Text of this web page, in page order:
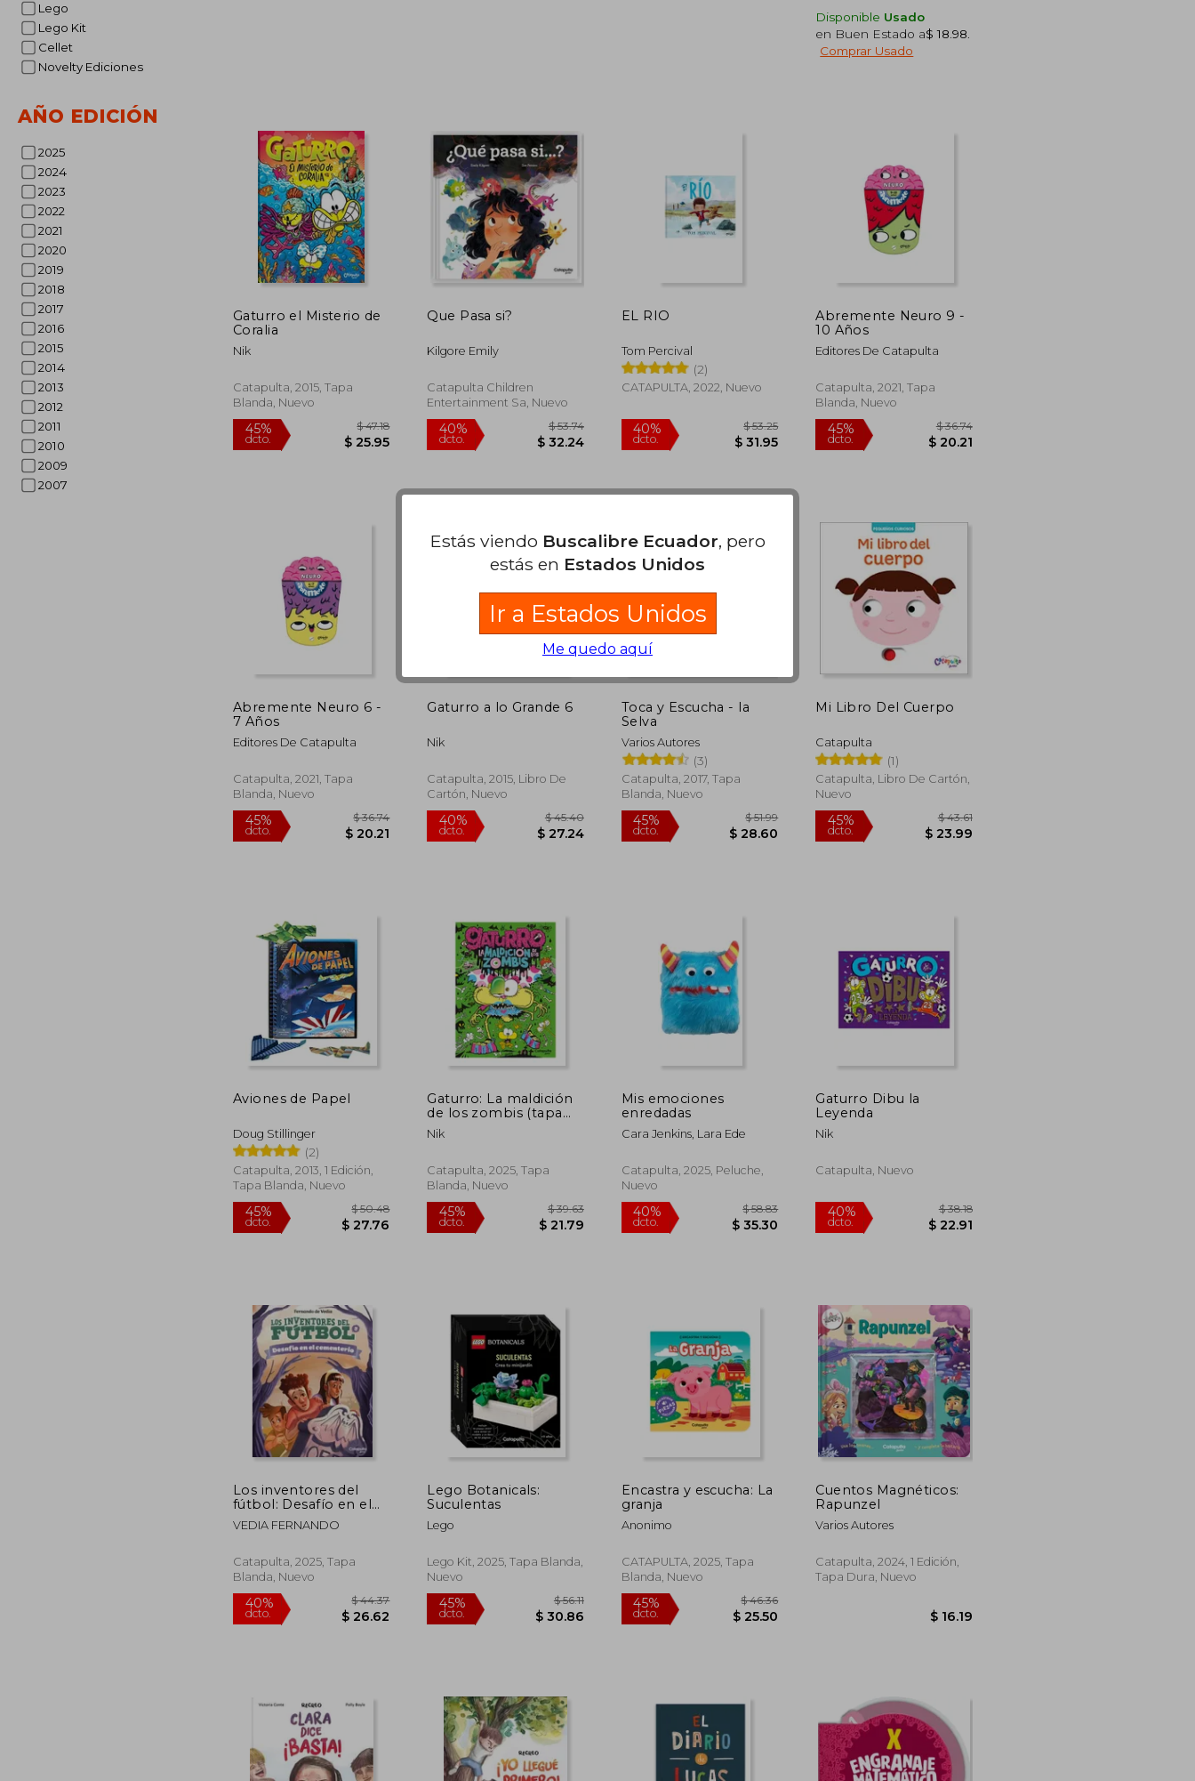
Lego
Lego Kit
Cellet
Novelty Ediciones
AÑO EDICIÓN
2025
2024
2023
2022
2021
2020
2019
2018
2017
2016
2015
2014
2013
2012
2011
2010
2009
2007
dcto. $ 22.45 dcto.
Disponible Usado
en Buen Estado a$ 18.98
Comprar Usado
Gaturro el Misterio de
Coralia
Nik
Catapulta, 2015, Tapa
Blanda, Nuevo
45%
dcto.
Que Pasa si?
Kilgore Emily
Catapulta Children
Entertainment Sa, Nuevo
40%
$ 32.24
EL RIO
Tom Percival
(2)
CATAPULTA, 2022, Nuevo
40% $ 53.25
Abremente Neuro 9 -
10 Años
Editores De Catapulta
Catapulta, 2021, Tapa
Blanda, Nuevo
45%
dcto.
Abremente Neuro 6 -
7 Años
Editores De Catapulta
Catapulta, 2021, Tapa
Blanda, Nuevo
45%
Gaturro a lo Grande 6
Nik
Catapulta, 2015, Libro De
Cartón, Nuevo
40%
Toca y Escucha - la
Selva
Varios Autores
(3)
Catapulta, 2017, Tapa
Blanda, Nuevo
45% $ 51.99
Mi Libro Del Cuerpo
Catapulta
(1)
Catapulta, Libro De Cartón,
Nuevo
45%
Aviones de Papel
Doug Stillinger
(2)
Catapulta, 2013, 1 Edición,
Tapa Blanda, Nuevo
45% $ 50.48
$ 27.76
Gaturro: La maldición
de los zombis (tapa
blanda)
Nik
Catapulta, 2025, Tapa
Blanda, Nuevo
45% $ 39.63
$ 21.79
Mis emociones
enredadas
Cara Jenkins, Lara Ede
Catapulta, 2025, Peluche,
Nuevo
$ 58.83
$ 35.30
Gaturro Dibu la
Leyenda
Nik
Catapulta, Nuevo
Los inventores del
fútbol: Desafío en el
cementerio
VEDIA FERNANDO
Catapulta, 2025, Tapa
Blanda, Nuevo
Lego Botanicals:
Suculentas
Lego
Lego Kit, 2025, Tapa Blanda,
Nuevo
Encastra y escucha: La
granja
Anonimo
CATAPULTA, 2025, Tapa
Blanda, Nuevo
Cuentos Magnéticos:
Rapunzel
Varios Autores
Catapulta, 2024, 1 Edición,
Tapa Dura, Nuevo
Estás viendo Buscalibre Ecuador, pero
estás en Estados Unidos
Ir a Estados Unidos
Me quedo aquí